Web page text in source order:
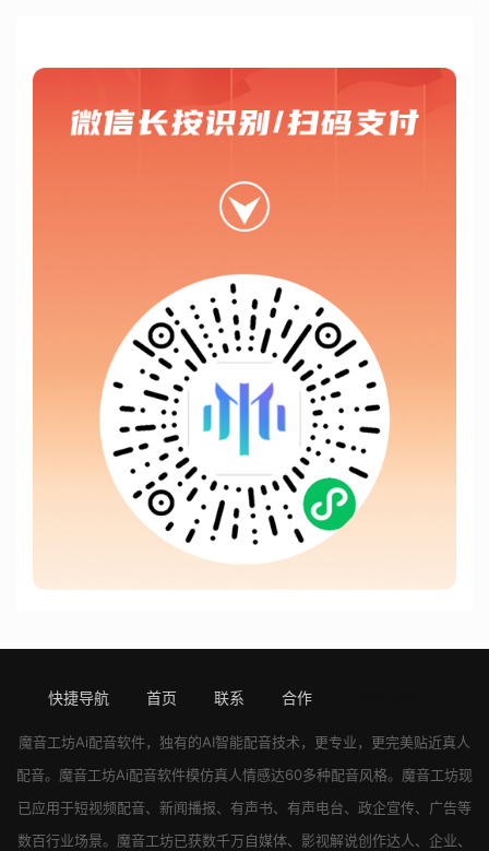
快捷导航 首页 联系 合作
魔音工坊Ai配音软件，独有的AI智能配音技术，更专业，更完美贴近真人
配音。 魔音工坊Ai配音软件模仿真人情感达60多种配音风格。 魔音工坊现
已应用于短视频配音、新闻播报、有声书、有声电台、政企宣传、广告等
数百行业场景。 魔音工坊已获数千万自媒体、影视解说创作达人、企业、